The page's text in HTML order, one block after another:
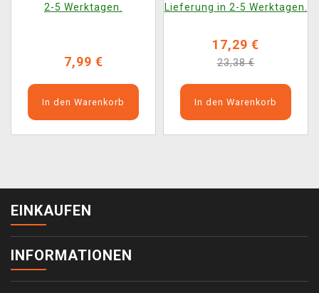
2-5 Werktagen.
7,99 €
In den Warenkorb
Lieferung in 2-5 Werktagen.
17,29 €
23,38 €
In den Warenkorb
EINKAUFEN
INFORMATIONEN